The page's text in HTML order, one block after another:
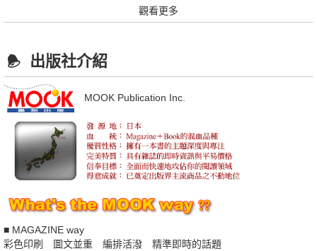
觀看更多
出版社介紹
MOOK Publication Inc.
■ MAGAZINE way
彩色印刷 圖文並重 編排活潑 精準即時的話題